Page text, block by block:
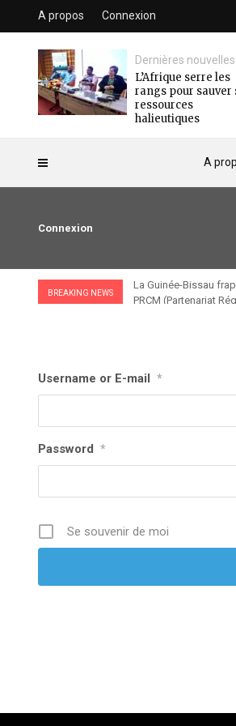
A
Dernières nouvelles
L’Afrique serre les
rangs pour sauver
ressources
halieutiques
A propos Connexion
Connexion
BREAKING NEWS
La Guinée-Bissau
PRCM (Partenariat
Username or E-mail *
Password *
Se souvenir de moi